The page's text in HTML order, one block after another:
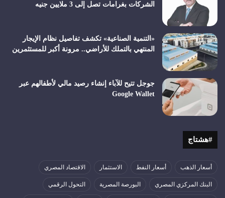
الشركات بغرامات تصل إلى 3 ملايين جنيه
«التنمية الصناعية» تكشف تفاصيل نظام الإيجار
المنتهي بالتملك للأراضي.. مرونة أكبر للمستثمرين
جوجل تتيح للآباء إنشاء رصيد مالي لأطفالهم عبر
Google Wallet
#هشتاج
أسعار الذهب أسعار النفط الاستثمار الاقتصاد المصري
البنك المركزي المصري البورصة المصرية التحول الرقمي